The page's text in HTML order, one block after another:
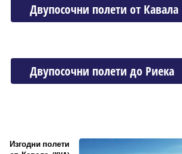
Двупосочни полети от Кавала
Двупосочни полети до Риека
Изгодни полети